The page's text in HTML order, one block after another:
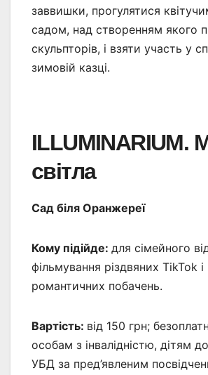
заввишки, прогулятися
садом, над створенням якого
скульпторів, і взяти участь у
зимовій казці.
ILLUMINARIUM.
світла
Сад біля Оранжереї
Кому підійде: для сімейного
фільмування різдвяних TikTok і
романтичних побачень.
Вартість: від 150 грн;
особам з інвалідністю, дітям
УБД за пред’явленим